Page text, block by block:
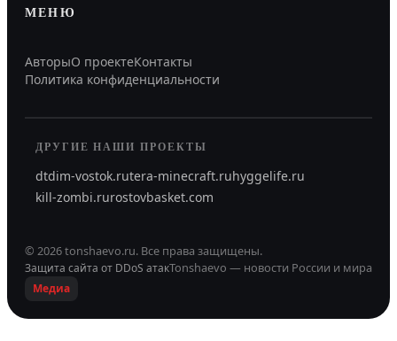
МЕНЮ
АвторыО проектеКонтакты
Политика конфиденциальности
ДРУГИЕ НАШИ ПРОЕКТЫ
dtdim-vostok.rutera-minecraft.ruhyggelife.ru
kill-zombi.rurostovbasket.com
© 2026tonshaevo.ru. Все права защищены.
Защита сайта от DDoS атакTonshaevo — новости России и мира
Медиа